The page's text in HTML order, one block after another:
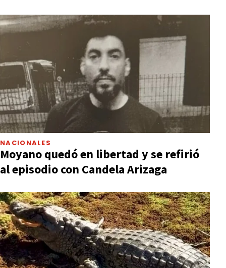
NACIONALES
Moyano quedó en libertad y se refirió
al episodio con Candela Arizaga